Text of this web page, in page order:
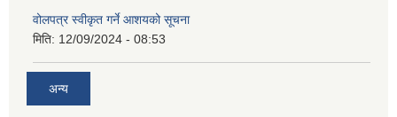
वोलपत्र स्वीकृत गर्ने आशयको सूचना
मिति: 12/09/2024 - 08:53
अन्य